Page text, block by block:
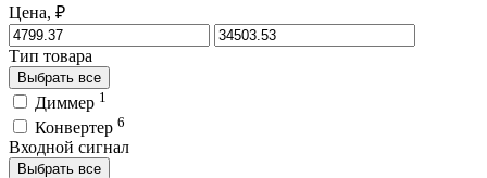
Цена, ₽
Тип товара
Выбрать все
Диммер 1
Конвертер 6
Входной сигнал
Выбрать все